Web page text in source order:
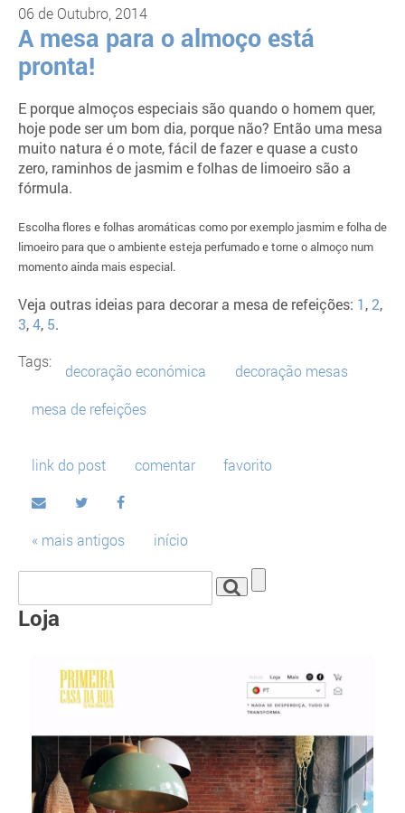
06 de Outubro, 2014
A mesa para o almoço está
pronta!
E porque almoços especiais são quando o homem quer,
hoje pode ser um bom dia, porque não? Então uma mesa
muito natura é o mote, fácil de fazer e quase a custo
zero, raminhos de jasmim e folhas de limoeiro são a
fórmula.
Escolha flores e folhas aromáticas como por exemplo jasmim e folha de
limoeiro para que o ambiente esteja perfumado e torne o almoço num
momento ainda mais especial.
Veja outras ideias para decorar a mesa de refeições: 1 , 2,
3, 4, 5.
Tags:
decoração económica decoração mesas
mesa de refeições
link do post comentar favorito
« mais antigos início
Loja